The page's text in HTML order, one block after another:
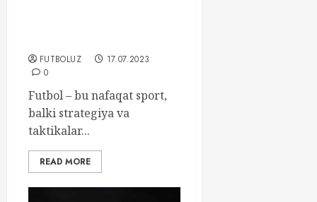
FUTBOLUZ
17.07.2023
0
Futbol – bu nafaqat sport,
balki strategiya va
taktikalar...
READ MORE